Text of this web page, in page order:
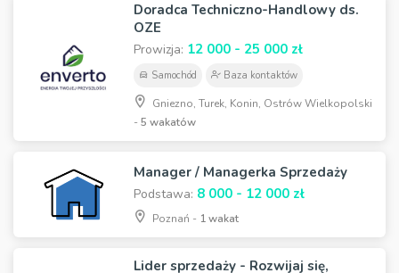
Doradca Techniczno-Handlowy ds.
OZE
Prowizja: 12 000 - 25 000 zł
Samochód Baza kontaktów
Gniezno, Turek, Konin, Ostrów Wielkopolski
-5 wakatów
Manager / Managerka Sprzedaży
Podstawa: 8 000 - 12 000 zł
Poznań - 1 wakat
Lider sprzedaży - Rozwijaj się,